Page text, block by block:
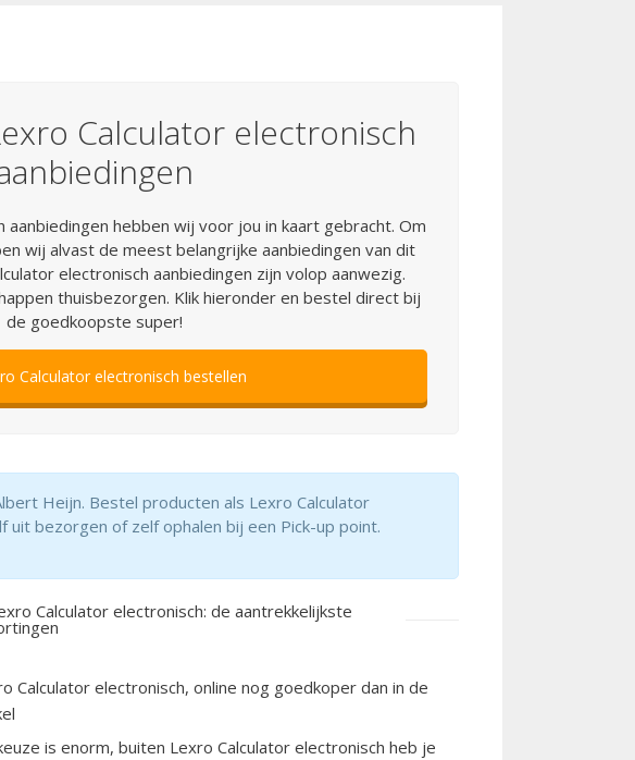
Calculator electronisch
aanbiedingen hebben wij voor jou in kaart gebracht. Om
wij alvast de meest belangrijke aanbiedingen van dit
electronisch aanbiedingen zijn volop aanwezig.
thuisbezorgen. Klik hieronder en bestel direct bij
de goedkoopste super!
Calculator electronisch bestellen
Heijn. Bestel producten als Lexro Calculator
uit bezorgen of zelf ophalen bij een Pick-up point.
Calculator electronisch: de aantrekkelijkste
Calculator electronisch, online nog goedkoper dan in de
is enorm, buiten Lexro Calculator electronisch heb je